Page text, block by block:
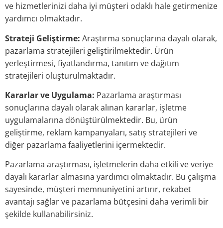
ve hizmetlerinizi daha iyi müşteri odaklı hale getirmenize
yardımcı olmaktadır.
Strateji Geliştirme: Araştırma sonuçlarına dayalı olarak,
pazarlama stratejileri geliştirilmektedir. Ürün
yerleştirmesi, fiyatlandırma, tanıtım ve dağıtım
stratejileri oluşturulmaktadır.
Kararlar ve Uygulama: Pazarlama araştırması
sonuçlarına dayalı olarak alınan kararlar, işletme
uygulamalarına dönüştürülmektedir. Bu, ürün
geliştirme, reklam kampanyaları, satış stratejileri ve
diğer pazarlama faaliyetlerini içermektedir.
Pazarlama araştırması, işletmelerin daha etkili ve veriye
dayalı kararlar almasına yardımcı olmaktadır. Bu çalışma
sayesinde, müşteri memnuniyetini artırır, rekabet
avantajı sağlar ve pazarlama bütçesini daha verimli bir
şekilde kullanabilirsiniz.